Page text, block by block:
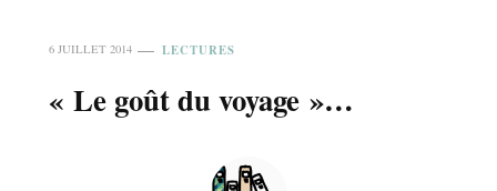
6 JUILLET 2014 LECTURES
« Le goût du voyage »…